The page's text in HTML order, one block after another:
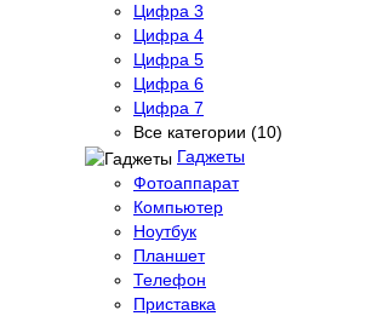
Цифра 3
Цифра 4
Цифра 5
Цифра 6
Цифра 7
Все категории (10)
Гаджеты
Фотоаппарат
Компьютер
Ноутбук
Планшет
Телефон
Приставка